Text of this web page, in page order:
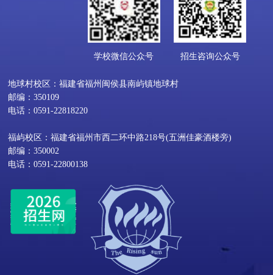
学校微信公众号 招生咨询公众号
地球村校区：福建省福州闽侯县南屿镇地球村
邮编：350109
电话：0591-22818220
福屿校区：福建省福州市西二环中路218号(五洲佳豪酒楼旁)
邮编：350002
电话：0591-22800138